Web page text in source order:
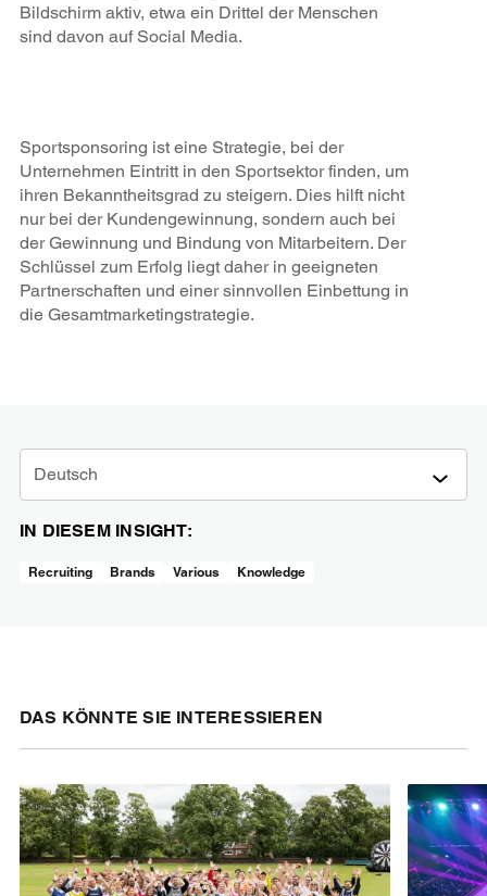
Bildschirm aktiv, etwa ein Drittel der Menschen
sind davon auf Social Media.
Sportsponsoring ist eine Strategie, bei der
Unternehmen Eintritt in den Sportsektor finden, um
ihren Bekanntheitsgrad zu steigern. Dies hilft nicht
nur bei der Kundengewinnung, sondern auch bei
der Gewinnung und Bindung von Mitarbeitern. Der
Schlüssel zum Erfolg liegt daher in geeigneten
Partnerschaften und einer sinnvollen Einbettung in
die Gesamtmarketingstrategie.
Deutsch
IN DIESEM INSIGHT:
Recruiting Brands Various Knowledge
DAS KÖNNTE SIE INTERESSIEREN